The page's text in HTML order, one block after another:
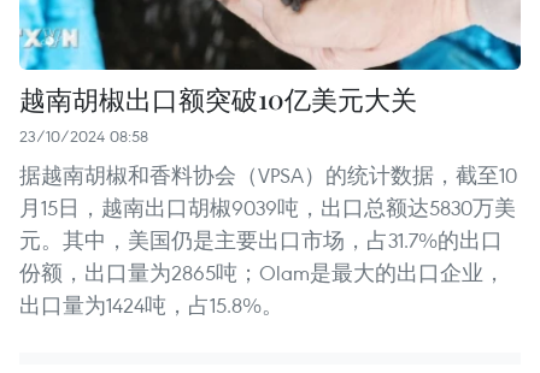
越南胡椒出口额突破10亿美元大关
23/10/2024 08:58
据越南胡椒和香料协会（VPSA）的统计数据，截至10
月15日，越南出口胡椒9039吨，出口总额达5830万美
元。其中，美国仍是主要出口市场，占31.7%的出口
份额，出口量为2865吨；Olam是最大的出口企业，
出口量为1424吨，占15.8%。